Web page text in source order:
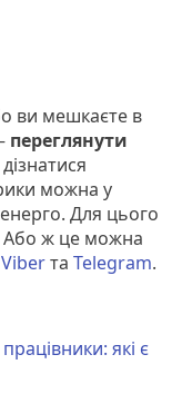
ви мешкаєте в
переглянути
можна у
Для цього
Або ж це можна
Viberта Telegram.
які є